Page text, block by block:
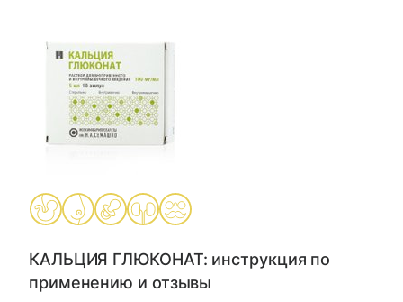
КАЛЬЦИЯ ГЛЮКОНАТ: инструкция по
применению и отзывы